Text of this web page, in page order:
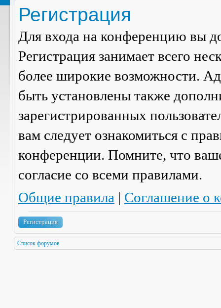
Регистрация
Для входа на конференцию вы
Регистрация занимает всего
более широкие возможности.
быть установлены также
зарегистрированных
вам следует ознакомиться с
конференции. Помните, что
согласие со всеми правилами.
Общие правила | Соглашение о
Регистрация
Список форумов